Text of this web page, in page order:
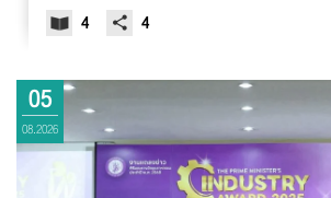
4
4
05
08.2026